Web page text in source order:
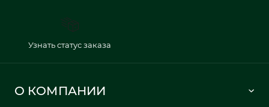
Узнать статус заказа
О КОМПАНИИ